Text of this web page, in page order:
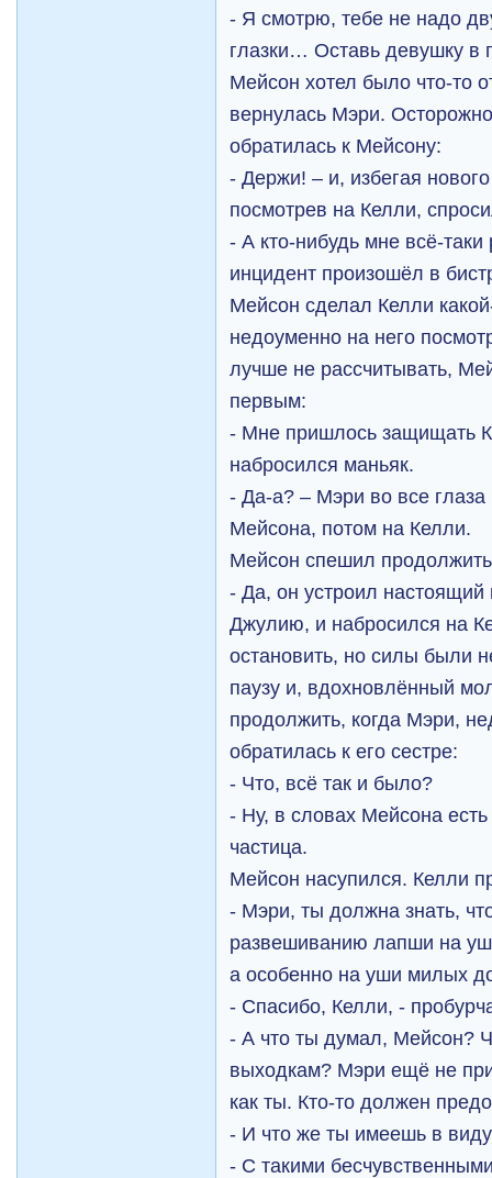
- Я смотрю, тебе не надо
глазки… Оставь девушку в
Мейсон хотел было что-то
вернулась Мэри.
обратилась к Мейсону:
- Держи! – и, избегая
посмотрев на Келли,
- А кто-нибудь мне всё-таки
инцидент произошёл в
Мейсон сделал Келли
недоуменно на него
лучше не рассчитывать,
первым:
- Мне пришлось защищать
набросился маньяк.
- Да-а? – Мэри во все
Мейсона, потом на Келли.
Мейсон спешил
- Да, он устроил настоящий
Джулию, и набросился на
остановить, но силы были
паузу и, вдохновлённый
продолжить, когда Мэри,
обратилась к его сестре:
- Что, всё так и было?
- Ну, в словах Мейсона
частица.
Мейсон насупился. Келли
- Мэри, ты должна знать,
развешиванию лапши на
а особенно на уши милых
- Спасибо, Келли, -
- А что ты думал, Мейсон?
выходкам? Мэри ещё не
как ты. Кто-то должен
- И что же ты имеешь в
- С такими